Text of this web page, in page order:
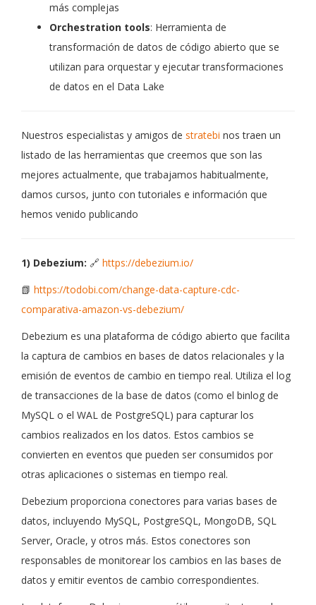
más complejas
Orchestration tools: Herramienta de
transformación de datos de código abierto que se
utilizan para orquestar y ejecutar transformaciones
de datos en el Data Lake
Nuestros especialistas y amigos de stratebi nos traen un
listado de las herramientas que creemos que son las
mejores actualmente, que trabajamos habitualmente,
damos cursos, junto con tutoriales e información que
hemos venido publicando
1) Debezium: 🔗 https://debezium.io/
📗 https://todobi.com/change-data-capture-cdc-
comparativa-amazon-vs-debezium/
Debezium es una plataforma de código abierto que facilita
la captura de cambios en bases de datos relacionales y la
emisión de eventos de cambio en tiempo real. Utiliza el log
de transacciones de la base de datos (como el binlog de
MySQL o el WAL de PostgreSQL) para capturar los
cambios realizados en los datos. Estos cambios se
convierten en eventos que pueden ser consumidos por
otras aplicaciones o sistemas en tiempo real.
Debezium proporciona conectores para varias bases de
datos, incluyendo MySQL, PostgreSQL, MongoDB, SQL
Server, Oracle, y otros más. Estos conectores son
responsables de monitorear los cambios en las bases de
datos y emitir eventos de cambio correspondientes.